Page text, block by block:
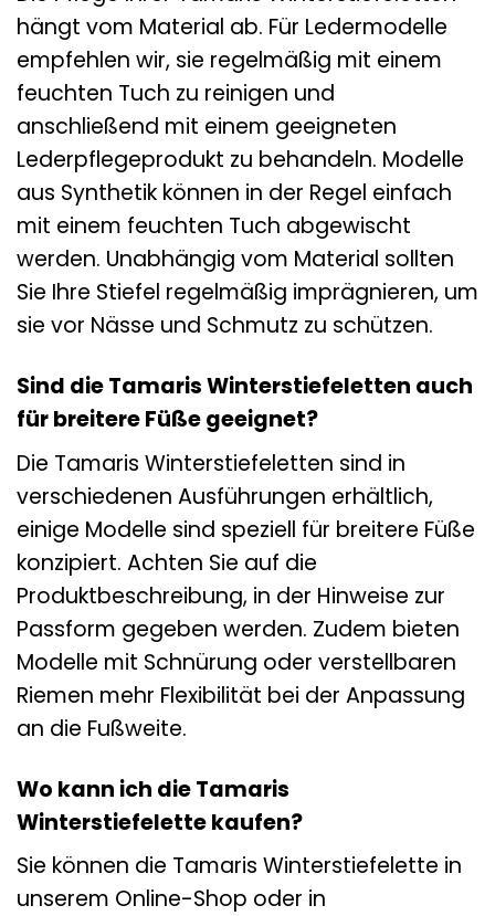
hängt vom Material ab. Für Ledermodelle
empfehlen wir, sie regelmäßig mit einem
feuchten Tuch zu reinigen und
anschließend mit einem geeigneten
Lederpflegeprodukt zu behandeln. Modelle
aus Synthetik können in der Regel einfach
mit einem feuchten Tuch abgewischt
werden. Unabhängig vom Material sollten
Sie Ihre Stiefel regelmäßig imprägnieren, um
sie vor Nässe und Schmutz zu schützen.
Sind die Tamaris Winterstiefeletten auch
für breitere Füße geeignet?
Die Tamaris Winterstiefeletten sind in
verschiedenen Ausführungen erhältlich,
einige Modelle sind speziell für breitere Füße
konzipiert. Achten Sie auf die
Produktbeschreibung, in der Hinweise zur
Passform gegeben werden. Zudem bieten
Modelle mit Schnürung oder verstellbaren
Riemen mehr Flexibilität bei der Anpassung
an die Fußweite.
Wo kann ich die Tamaris
Winterstiefelette kaufen?
Sie können die Tamaris Winterstiefelette in
unserem Online-Shop oder in